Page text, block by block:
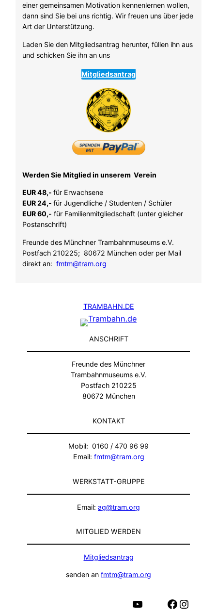
einer gemeinsamen Motivation kennenlernen wollen,
dann sind Sie bei uns richtig. Wir freuen uns über jede
Art der Unterstützung.
Laden Sie den Mitgliedsantrag herunter, füllen ihn aus
und schicken Sie ihn an uns
Mitgliedsantrag
Werden Sie Mitglied in unserem Verein
EUR 48,- für Erwachsene
EUR 24,- für Jugendliche / Studenten / Schüler
EUR 60,- für Familienmitgliedschaft (unter gleicher
Postanschrift)
Freunde des Münchner Trambahnmuseums e.V.
Postfach 210225; 80672 München oder per Mail
direkt an: fmtm@tram.org
TRAMBAHN.DE
ANSCHRIFT
Freunde des Münchner
Trambahnmuseums e.V.
Postfach 210225
80672 München
KONTAKT
Mobil: 0160 / 470 96 99
Email: fmtm@tram.org
WERKSTATT-GRUPPE
Email: ag@tram.org
MITGLIED WERDEN
Mitgliedsantrag
senden an fmtm@tram.org
Facebook Instagram
YouTube